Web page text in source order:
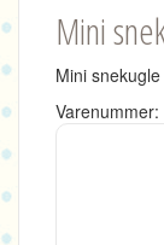
Mini
Mini